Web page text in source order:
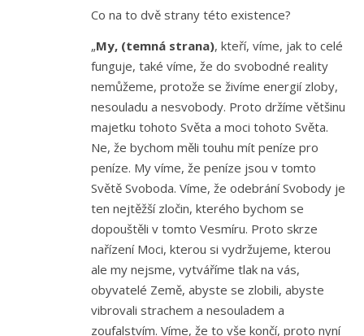
Co na to dvě strany této existence?
„My, (temná strana), kteří, víme, jak to celé
funguje, také víme, že do svobodné reality
nemůžeme, protože se živíme energií zloby,
nesouladu a nesvobody. Proto držíme většinu
majetku tohoto Světa a moci tohoto Světa.
Ne, že bychom měli touhu mít peníze pro
peníze. My víme, že peníze jsou v tomto
Světě Svoboda. Víme, že odebrání Svobody je
ten nejtěžší zločin, kterého bychom se
dopouštěli v tomto Vesmíru. Proto skrze
nařízení Moci, kterou si vydržujeme, kterou
ale my nejsme, vytváříme tlak na vás,
obyvatelé Země, abyste se zlobili, abyste
vibrovali strachem a nesouladem a
zoufalstvím. Víme, že to vše končí, proto nyní